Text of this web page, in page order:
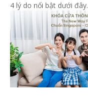
4 lý do nổi bật dưới đây.